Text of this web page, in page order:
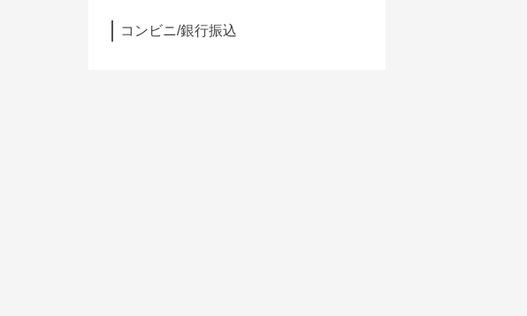
コンビニ/銀行振込